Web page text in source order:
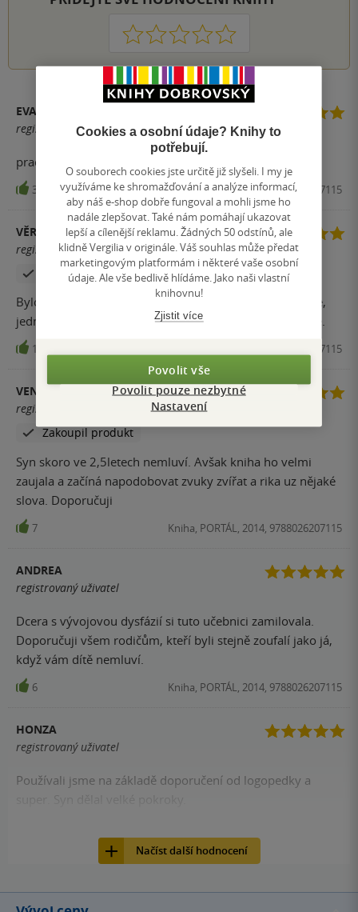
1 2 3 4 5
EVA
registrovaný uživatel
pracuji v mateřské škole a doporučuji všem
34 Kniha, PORTÁL, 2014, 9788026207115
VĚRA STUCHLÍKOVÁ
registrovaný uživatel
Zakoupil produkt
Bylo mi doporučeno logopedičkou. Kniha vypadá dobře,
jednoduše ale přitom zábavně pro děti a přitom naučně.
10 Kniha, PORTÁL, 2014, 9788026207115
VENDULA BURÁŇOVÁ
registrovaný uživatel
Zakoupil produkt
Syn skoro ve 2,5letech nemluví. Avšak kniha ho velmi
zaujala a začíná napodobovat zvuky zvířat a rika uz nějaké
slova. Doporučuji
7 Kniha, PORTÁL, 2014, 9788026207115
ANDREA
registrovaný uživatel
Dcera s vývojovou dysfázií si tuto učebnici zamilovala.
Doporučuji všem rodičům, kteří byli stejně zoufalí jako já,
když vám dítě nemluví.
6 Kniha, PORTÁL, 2014, 9788026207115
HONZA
registrovaný uživatel
Používali jsme na základě doporučení od logopedky a
Načíst další hodnocení
Cookies a osobní údaje? Knihy to
potřebují.
O souborech cookies jste určitě již slyšeli. I my je
využíváme ke shromažďování a analýze informací,
aby náš e-shop dobře fungoval a mohli jsme ho
nadále zlepšovat. Také nám pomáhají ukazovat
lepší a cílenější reklamu. Žádných 50 odstínů, ale
klidně Vergilia v originále. Váš souhlas může předat
marketingovým platformám i některé vaše osobní
údaje. Ale vše bedlivě hlídáme. Jako naši vlastní
knihovnu!
Zjistit více
Povolit vše
Povolit pouze nezbytné
Nastavení